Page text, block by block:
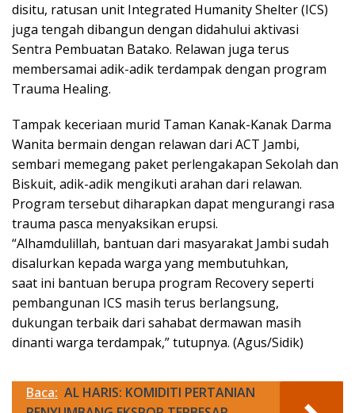
disitu, ratusan unit Integrated Humanity Shelter (ICS)
juga tengah dibangun dengan didahului aktivasi
Sentra Pembuatan Batako. Relawan juga terus
membersamai adik-adik terdampak dengan program
Trauma Healing.
Tampak keceriaan murid Taman Kanak-Kanak Darma
Wanita bermain dengan relawan dari ACT Jambi,
sembari memegang paket perlengakapan Sekolah dan
Biskuit, adik-adik mengikuti arahan dari relawan.
Program tersebut diharapkan dapat mengurangi rasa
trauma pasca menyaksikan erupsi.
“Alhamdulillah, bantuan dari masyarakat Jambi sudah
disalurkan kepada warga yang membutuhkan,
saat ini bantuan berupa program Recovery seperti
pembangunan ICS masih terus berlangsung,
dukungan terbaik dari sahabat dermawan masih
dinanti warga terdampak,” tutupnya. (Agus/Sidik)
Baca: AL HARIS: KOMIDITI PERTANIAN